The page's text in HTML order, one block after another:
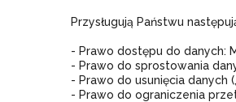
Przysługują Państwu
- Prawo dostępu do danych:
- Prawo do sprostowania
- Prawo do usunięcia danych
- Prawo do ograniczenia